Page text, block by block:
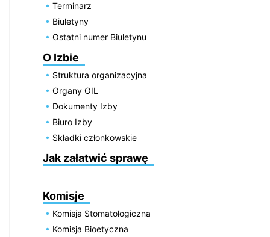
Terminarz
Biuletyny
Ostatni numer Biuletynu
O Izbie
Struktura organizacyjna
Organy OIL
Dokumenty Izby
Biuro Izby
Składki członkowskie
Jak załatwić sprawę
Komisje
Komisja Stomatologiczna
Komisja Bioetyczna